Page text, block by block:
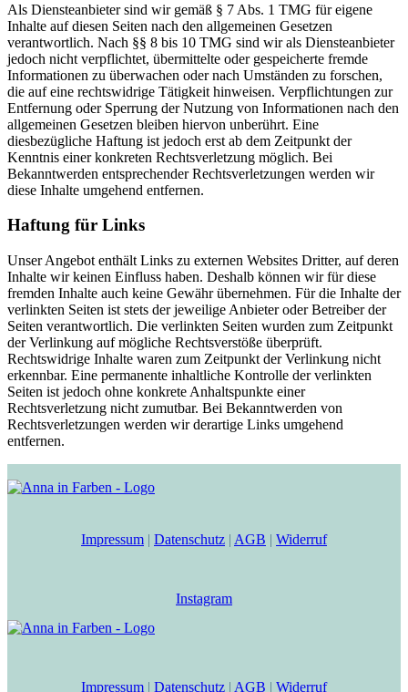
Als Diensteanbieter sind wir gemäß § 7 Abs. 1 TMG für eigene
Inhalte auf diesen Seiten nach den allgemeinen Gesetzen
verantwortlich. Nach §§ 8 bis 10 TMG sind wir als Diensteanbieter
jedoch nicht verpflichtet, übermittelte oder gespeicherte fremde
Informationen zu überwachen oder nach Umständen zu forschen,
die auf eine rechtswidrige Tätigkeit hinweisen. Verpflichtungen zur
Entfernung oder Sperrung der Nutzung von Informationen nach den
allgemeinen Gesetzen bleiben hiervon unberührt. Eine
diesbezügliche Haftung ist jedoch erst ab dem Zeitpunkt der
Kenntnis einer konkreten Rechtsverletzung möglich. Bei
Bekanntwerden entsprechender Rechtsverletzungen werden wir
diese Inhalte umgehend entfernen.
Haftung für Links
Unser Angebot enthält Links zu externen Websites Dritter, auf deren
Inhalte wir keinen Einfluss haben. Deshalb können wir für diese
fremden Inhalte auch keine Gewähr übernehmen. Für die Inhalte der
verlinkten Seiten ist stets der jeweilige Anbieter oder Betreiber der
Seiten verantwortlich. Die verlinkten Seiten wurden zum Zeitpunkt
der Verlinkung auf mögliche Rechtsverstöße überprüft.
Rechtswidrige Inhalte waren zum Zeitpunkt der Verlinkung nicht
erkennbar. Eine permanente inhaltliche Kontrolle der verlinkten
Seiten ist jedoch ohne konkrete Anhaltspunkte einer
Rechtsverletzung nicht zumutbar. Bei Bekanntwerden von
Rechtsverletzungen werden wir derartige Links umgehend
entfernen.
Impressum | Datenschutz | AGB | Widerruf
Instagram
Impressum | Datenschutz | AGB | Widerruf